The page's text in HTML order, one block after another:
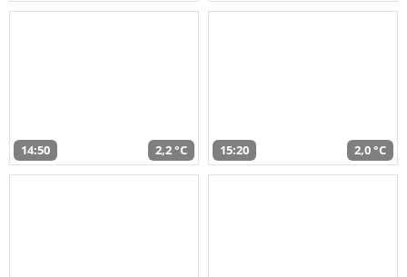
14:50 2,2 °C 15:20 2,0 °C